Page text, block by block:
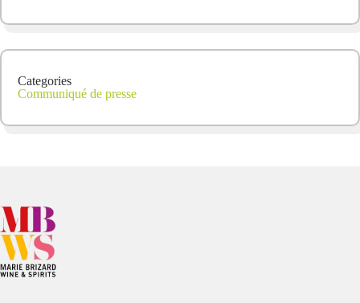
Categories
Communiqué de presse